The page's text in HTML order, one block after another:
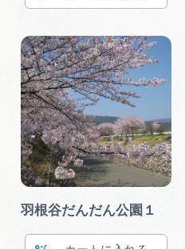
羽根谷だんだん公園１